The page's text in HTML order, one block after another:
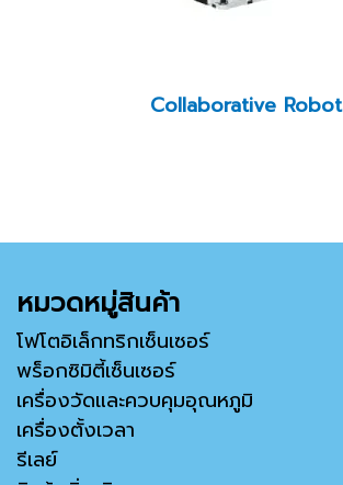
Collaborative Robot
หมวดหมู่สินค้า
โฟโตอิเล็กทริกเซ็นเซอร์
พร็อกซิมิตี้เซ็นเซอร์
เครื่องวัดและควบคุมอุณหภูมิ
เครื่องตั้งเวลา
รีเลย์